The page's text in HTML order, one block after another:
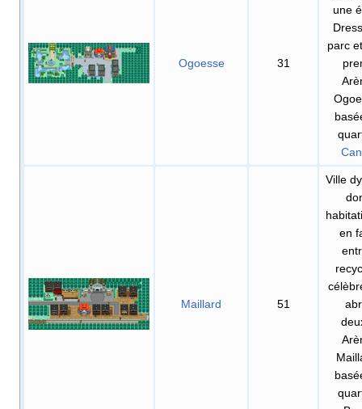
Ogoesse 31
une
parc
Maillard 51
Ville
en